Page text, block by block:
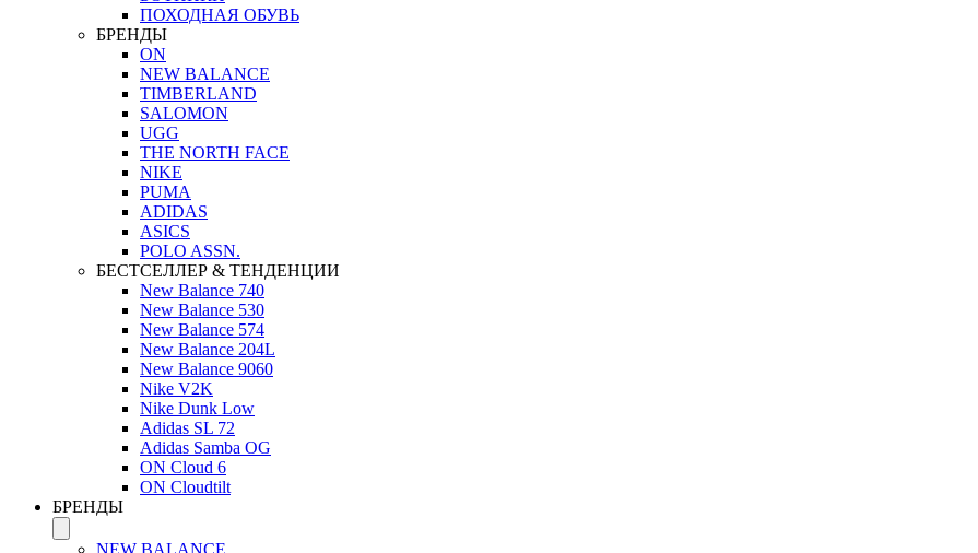
ПОХОДНАЯ ОБУВЬ
БРЕНДЫ
ON
NEW BALANCE
TIMBERLAND
SALOMON
UGG
THE NORTH FACE
NIKE
PUMA
ADIDAS
ASICS
POLO ASSN.
БЕСТСЕЛЛЕР & ТЕНДЕНЦИИ
New Balance 740
New Balance 530
New Balance 574
New Balance 204L
New Balance 9060
Nike V2K
Nike Dunk Low
Adidas SL 72
Adidas Samba OG
ON Cloud 6
ON Cloudtilt
БРЕНДЫ
NEW BALANCE